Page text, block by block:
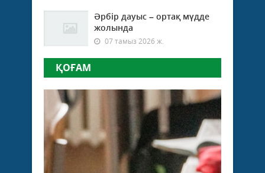
Әрбір дауыс – ортақ мүдде
жолында
07 тамыз 2026 ж.
ҚОҒАМ